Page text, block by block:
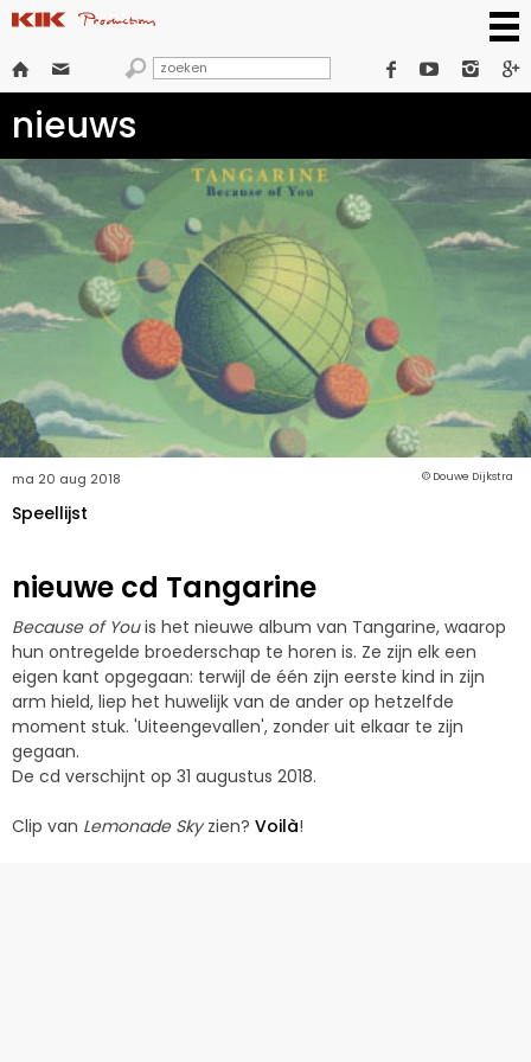
      
nieuws
© Douwe Dijkstra
ma 20 aug 2018
Speellijst
nieuwe cd Tangarine
Because of Youis het nieuwe album van Tangarine, waarop
hun ontregelde broederschap te horen is. Ze zijn elk een
eigen kant opgegaan: terwijl de één zijn eerste kind in zijn
arm hield, liep het huwelijk van de ander op hetzelfde
moment stuk. 'Uiteengevallen', zonder uit elkaar te zijn
gegaan.
De cd verschijnt op 31 augustus 2018.
Clip van Lemonade Skyzien? Voilà!